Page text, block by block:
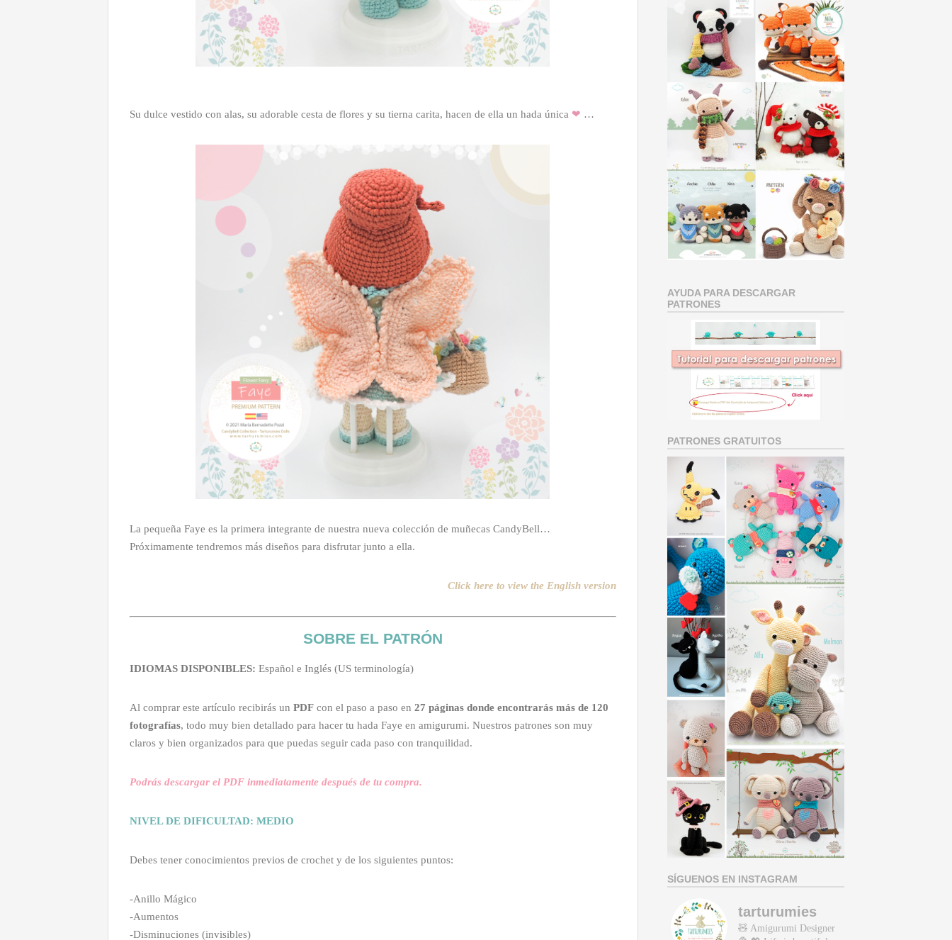
Su dulce vestido con alas, su adorable cesta de flores y su tierna carita, hacen de ella un hada única ❤ …
La pequeña Faye es la primera integrante de nuestra nueva colección de muñecas CandyBell…
Próximamente tendremos más diseños para disfrutar junto a ella.
Click here to view the English version
SOBRE EL PATRÓN
IDIOMAS DISPONIBLES: Español e Inglés (US terminología)
Al comprar este artículo recibirás un PDF con el paso a paso en 27 páginas donde encontrarás más de 120
fotografías, todo muy bien detallado para hacer tu hada Faye en amigurumi. Nuestros patrones son muy
claros y bien organizados para que puedas seguir cada paso con tranquilidad.
Podrás descargar el PDF inmediatamente después de tu compra.
NIVEL DE DIFICULTAD: MEDIO
Debes tener conocimientos previos de crochet y de los siguientes puntos:
-Anillo Mágico
-Aumentos
-Disminuciones (invisibles)
AYUDA PARA DESCARGAR
PATRONES
PATRONES GRATUITOS
SÍGUENOS EN INSTAGRAM
tarturumies
🧸 Amigurumi Designer